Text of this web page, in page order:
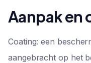
Aanpak en
Coating: een
aangebracht op het